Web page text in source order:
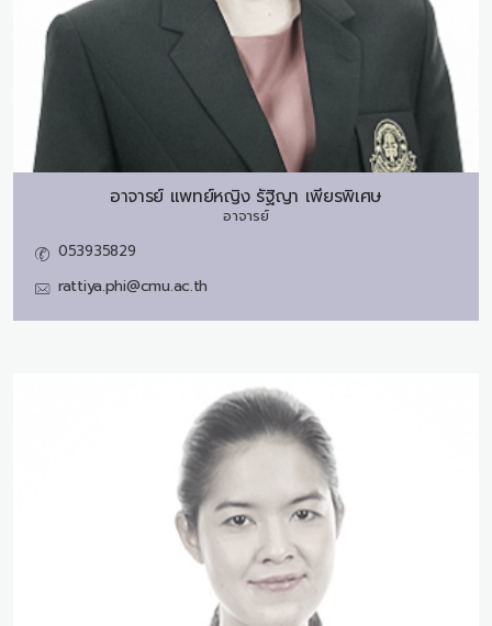
อาจารย์ แพทย์หญิง รัฐิญา เพียรพิเศษ
อาจารย์
053935829
rattiya.phi@cmu.ac.th